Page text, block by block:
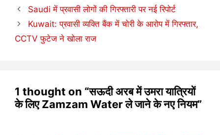
Saudi में प्रवासी लोगों की गिरफ्तारी पर नई रिपोर्ट
Kuwait: प्रवासी व्यक्ति बैंक में चोरी के आरोप में गिरफ्तार,
CCTV फुटेज ने खोला राज
1 thought on “सऊदी अरब में उमरा यात्रियों
के लिए Zamzam Water ले जाने के नए नियम”